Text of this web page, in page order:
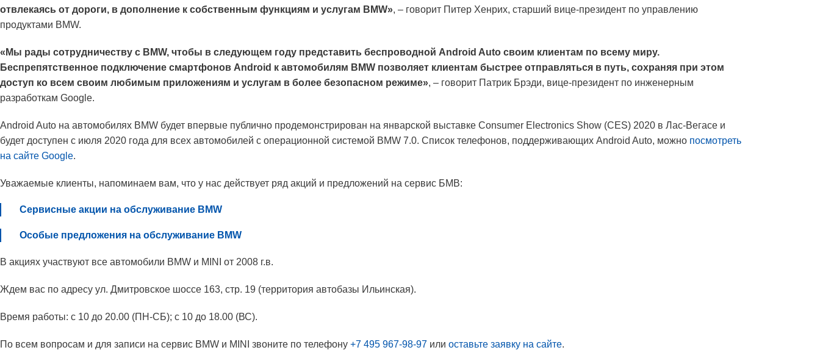
отвлекаясь от дороги, в дополнение к собственным функциям и услугам BMW», – говорит Питер Хенрих, старший вице-президент по управлению
продуктами BMW.
«Мы рады сотрудничеству с BMW, чтобы в следующем году представить беспроводной Android Auto своим клиентам по всему миру.
Беспрепятственное подключение смартфонов Android к автомобилям BMW позволяет клиентам быстрее отправляться в путь, сохраняя при этом
доступ ко всем своим любимым приложениям и услугам в более безопасном режиме», – говорит Патрик Брэди, вице-президент по инженерным
разработкам Google.
Android Auto на автомобилях BMW будет впервые публично продемонстрирован на январской выставке Consumer Electronics Show (CES) 2020 в Лас-Вегасе и
будет доступен с июля 2020 года для всех автомобилей с операционной системой BMW 7.0. Список телефонов, поддерживающих Android Auto, можно посмотреть
на сайте Google.
Уважаемые клиенты, напоминаем вам, что у нас действует ряд акций и предложений на сервис БМВ:
Сервисные акции на обслуживание BMW
Особые предложения на обслуживание BMW
В акциях участвуют все автомобили BMW и MINI от 2008 г.в.
Ждем вас по адресу ул. Дмитровское шоссе 163, стр. 19 (территория автобазы Ильинская).
Время работы: с 10 до 20.00 (ПН-СБ); с 10 до 18.00 (ВС).
По всем вопросам и для записи на сервис BMW и MINI звоните по телефону +7 495 967-98-97 или оставьте заявку на сайте.